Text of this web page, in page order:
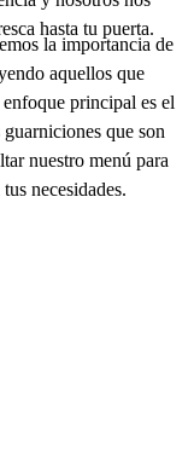
hasta tu puerta.
la importancia de
aquellos que
principal es el
que son
nuestro menú para
necesidades.